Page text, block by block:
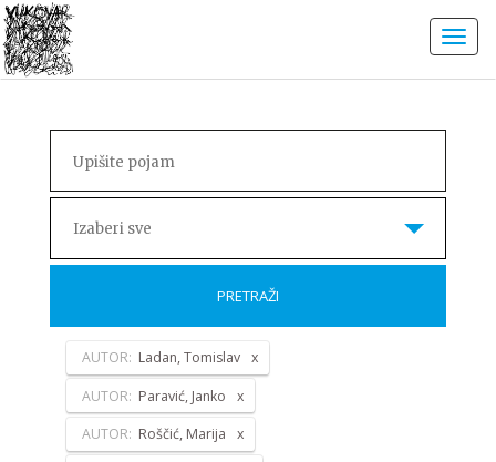
Izaberi sve
PRETRAŽI
AUTOR: Ladan, Tomislav
AUTOR: Paravić, Janko
AUTOR: Roščić, Marija